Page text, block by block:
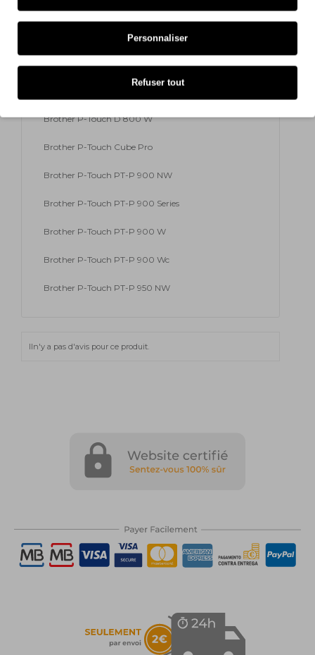
Brother P-Touch 9700 PC
Brother P-Touch D 800 W
Brother P-Touch Cube Pro
Brother P-Touch PT-P 900 NW
Brother P-Touch PT-P 900 Series
Brother P-Touch PT-P 900 W
Brother P-Touch PT-P 900 Wc
Brother P-Touch PT-P 950 NW
Iln'y a pas d'avis pour ce produit.
Personnaliser
Refuser tout